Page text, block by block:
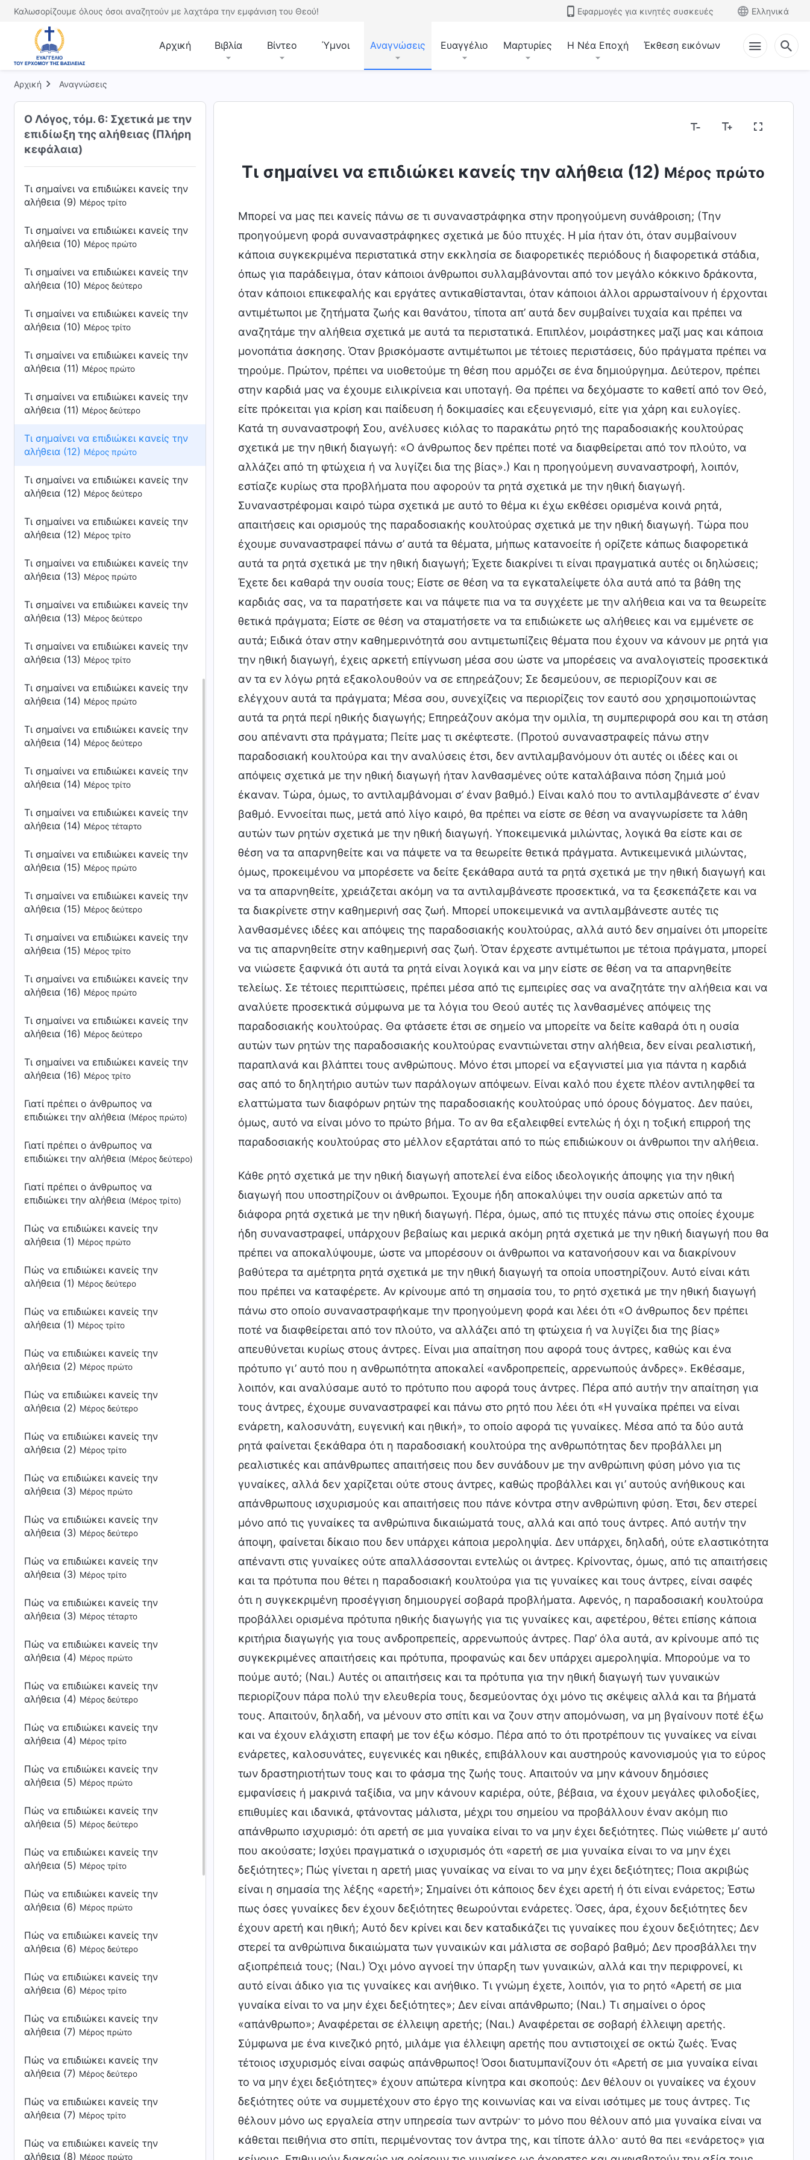
Καλωσορίζουμε όλους όσοι αναζητούν με λαχτάρα την εμφάνιση του Θεού! Εφαρμογές για κινητές συσκευές Ελληνικά
Αρχική Βιβλία Βίντεο Ύμνοι Αναγνώσεις Ευαγγέλιο Μαρτυρίες Η Νέα Εποχή Έκθεση εικόνων
Αρχική Αναγνώσεις
Ο Λόγος, τόμ. 6: Σχετικά με την
επιδίωξη της αλήθειας (Πλήρη
κεφάλαια)
αλήθεια (8)
Τι σημαίνει να επιδιώκει κανείς την
Τι σημαίνει να επιδιώκει κανείς την
αλήθεια (9)Μέρος πρώτο
Τι σημαίνει να επιδιώκει κανείς την
Τι σημαίνει να επιδιώκει κανείς την
αλήθεια (9) Μέρος τρίτο
Τι σημαίνει να επιδιώκει κανείς την
αλήθεια (10) Μέρος πρώτο
Τι σημαίνει να επιδιώκει κανείς την
αλήθεια (10) Μέρος δεύτερο
Τι σημαίνει να επιδιώκει κανείς την
αλήθεια (10) Μέρος τρίτο
Τι σημαίνει να επιδιώκει κανείς την
αλήθεια (11) Μέρος πρώτο
Τι σημαίνει να επιδιώκει κανείς την
αλήθεια (11) Μέρος δεύτερο
Τι σημαίνει να επιδιώκει κανείς την
αλήθεια (12) Μέρος πρώτο
Τι σημαίνει να επιδιώκει κανείς την
αλήθεια (12) Μέρος δεύτερο
Τι σημαίνει να επιδιώκει κανείς την
αλήθεια (12) Μέρος τρίτο
Τι σημαίνει να επιδιώκει κανείς την
αλήθεια (13) Μέρος πρώτο
Τι σημαίνει να επιδιώκει κανείς την
αλήθεια (13) Μέρος δεύτερο
Τι σημαίνει να επιδιώκει κανείς την
αλήθεια (13) Μέρος τρίτο
Τι σημαίνει να επιδιώκει κανείς την
αλήθεια (14) Μέρος πρώτο
Τι σημαίνει να επιδιώκει κανείς την
αλήθεια (14) Μέρος δεύτερο
Τι σημαίνει να επιδιώκει κανείς την
αλήθεια (14) Μέρος τρίτο
Τι σημαίνει να επιδιώκει κανείς την
αλήθεια (14) Μέρος τέταρτο
Τι σημαίνει να επιδιώκει κανείς την
αλήθεια (15) Μέρος πρώτο
Τι σημαίνει να επιδιώκει κανείς την
αλήθεια (15) Μέρος δεύτερο
Τι σημαίνει να επιδιώκει κανείς την
αλήθεια (15) Μέρος τρίτο
Τι σημαίνει να επιδιώκει κανείς την
αλήθεια (16) Μέρος πρώτο
Τι σημαίνει να επιδιώκει κανείς την
αλήθεια (16) Μέρος δεύτερο
Τι σημαίνει να επιδιώκει κανείς την
αλήθεια (16) Μέρος τρίτο
Γιατί πρέπει ο άνθρωπος να
επιδιώκει την αλήθεια (Μέρος πρώτο)
Γιατί πρέπει ο άνθρωπος να
επιδιώκει την αλήθεια (Μέρος δεύτερο)
Γιατί πρέπει ο άνθρωπος να
επιδιώκει την αλήθεια (Μέρος τρίτο)
Πώς να επιδιώκει κανείς την
αλήθεια (1) Μέρος πρώτο
Πώς να επιδιώκει κανείς την
αλήθεια (1) Μέρος δεύτερο
Πώς να επιδιώκει κανείς την
αλήθεια (1) Μέρος τρίτο
Πώς να επιδιώκει κανείς την
αλήθεια (2) Μέρος πρώτο
Πώς να επιδιώκει κανείς την
αλήθεια (2) Μέρος δεύτερο
Πώς να επιδιώκει κανείς την
αλήθεια (2) Μέρος τρίτο
Πώς να επιδιώκει κανείς την
αλήθεια (3) Μέρος πρώτο
Πώς να επιδιώκει κανείς την
αλήθεια (3) Μέρος δεύτερο
Πώς να επιδιώκει κανείς την
αλήθεια (3) Μέρος τρίτο
Πώς να επιδιώκει κανείς την
αλήθεια (3) Μέρος τέταρτο
Πώς να επιδιώκει κανείς την
αλήθεια (4) Μέρος πρώτο
Πώς να επιδιώκει κανείς την
αλήθεια (4) Μέρος δεύτερο
Πώς να επιδιώκει κανείς την
αλήθεια (4) Μέρος τρίτο
Πώς να επιδιώκει κανείς την
αλήθεια (5) Μέρος πρώτο
Πώς να επιδιώκει κανείς την
αλήθεια (5) Μέρος δεύτερο
Πώς να επιδιώκει κανείς την
αλήθεια (5) Μέρος τρίτο
Πώς να επιδιώκει κανείς την
αλήθεια (6) Μέρος πρώτο
Πώς να επιδιώκει κανείς την
αλήθεια (6) Μέρος δεύτερο
Πώς να επιδιώκει κανείς την
αλήθεια (6) Μέρος τρίτο
Πώς να επιδιώκει κανείς την
αλήθεια (7) Μέρος πρώτο
Πώς να επιδιώκει κανείς την
αλήθεια (7) Μέρος δεύτερο
Πώς να επιδιώκει κανείς την
αλήθεια (7) Μέρος τρίτο
Πώς να επιδιώκει κανείς την
αλήθεια (8) Μέρος πρώτο
Τι σημαίνει να επιδιώκει κανείς την αλήθεια (12) Μέρος πρώτο
Μπορεί να μας πει κανείς πάνω σε τι συναναστράφηκα στην προηγούμενη συνάθροιση; (Την
προηγούμενη φορά συναναστράφηκες σχετικά με δύο πτυχές. Η μία ήταν ότι, όταν συμβαίνουν
κάποια συγκεκριμένα περιστατικά στην εκκλησία σε διαφορετικές περιόδους ή διαφορετικά στάδια,
όπως για παράδειγμα, όταν κάποιοι άνθρωποι συλλαμβάνονται από τον μεγάλο κόκκινο δράκοντα,
όταν κάποιοι επικεφαλής και εργάτες αντικαθίστανται, όταν κάποιοι άλλοι αρρωσταίνουν ή έρχονται
αντιμέτωποι με ζητήματα ζωής και θανάτου, τίποτα απ’ αυτά δεν συμβαίνει τυχαία και πρέπει να
αναζητάμε την αλήθεια σχετικά με αυτά τα περιστατικά. Επιπλέον, μοιράστηκες μαζί μας και κάποια
μονοπάτια άσκησης. Όταν βρισκόμαστε αντιμέτωποι με τέτοιες περιστάσεις, δύο πράγματα πρέπει να
τηρούμε. Πρώτον, πρέπει να υιοθετούμε τη θέση που αρμόζει σε ένα δημιούργημα. Δεύτερον, πρέπει
στην καρδιά μας να έχουμε ειλικρίνεια και υποταγή. Θα πρέπει να δεχόμαστε το καθετί από τον Θεό,
είτε πρόκειται για κρίση και παίδευση ή δοκιμασίες και εξευγενισμό, είτε για χάρη και ευλογίες.
Κατά τη συναναστροφή Σου, ανέλυσες κιόλας το παρακάτω ρητό της παραδοσιακής κουλτούρας
σχετικά με την ηθική διαγωγή: «Ο άνθρωπος δεν πρέπει ποτέ να διαφθείρεται από τον πλούτο, να
αλλάζει από τη φτώχεια ή να λυγίζει δια της βίας».) Και η προηγούμενη συναναστροφή, λοιπόν,
εστίαζε κυρίως στα προβλήματα που αφορούν τα ρητά σχετικά με την ηθική διαγωγή.
Συναναστρέφομαι καιρό τώρα σχετικά με αυτό το θέμα κι έχω εκθέσει ορισμένα κοινά ρητά,
απαιτήσεις και ορισμούς της παραδοσιακής κουλτούρας σχετικά με την ηθική διαγωγή. Τώρα που
έχουμε συναναστραφεί πάνω σ’ αυτά τα θέματα, μήπως κατανοείτε ή ορίζετε κάπως διαφορετικά
αυτά τα ρητά σχετικά με την ηθική διαγωγή; Έχετε διακρίνει τι είναι πραγματικά αυτές οι δηλώσεις;
Έχετε δει καθαρά την ουσία τους; Είστε σε θέση να τα εγκαταλείψετε όλα αυτά από τα βάθη της
καρδιάς σας, να τα παρατήσετε και να πάψετε πια να τα συγχέετε με την αλήθεια και να τα θεωρείτε
θετικά πράγματα; Είστε σε θέση να σταματήσετε να τα επιδιώκετε ως αλήθειες και να εμμένετε σε
αυτά; Ειδικά όταν στην καθημερινότητά σου αντιμετωπίζεις θέματα που έχουν να κάνουν με ρητά για
την ηθική διαγωγή, έχεις αρκετή επίγνωση μέσα σου ώστε να μπορέσεις να αναλογιστείς προσεκτικά
αν τα εν λόγω ρητά εξακολουθούν να σε επηρεάζουν; Σε δεσμεύουν, σε περιορίζουν και σε
ελέγχουν αυτά τα πράγματα; Μέσα σου, συνεχίζεις να περιορίζεις τον εαυτό σου χρησιμοποιώντας
αυτά τα ρητά περί ηθικής διαγωγής; Επηρεάζουν ακόμα την ομιλία, τη συμπεριφορά σου και τη στάση
σου απέναντι στα πράγματα; Πείτε μας τι σκέφτεστε. (Προτού συναναστραφείς πάνω στην
παραδοσιακή κουλτούρα και την αναλύσεις έτσι, δεν αντιλαμβανόμουν ότι αυτές οι ιδέες και οι
απόψεις σχετικά με την ηθική διαγωγή ήταν λανθασμένες ούτε καταλάβαινα πόση ζημιά μού
έκαναν. Τώρα, όμως, το αντιλαμβάνομαι σ’ έναν βαθμό.) Είναι καλό που το αντιλαμβάνεστε σ’ έναν
βαθμό. Εννοείται πως, μετά από λίγο καιρό, θα πρέπει να είστε σε θέση να αναγνωρίσετε τα λάθη
αυτών των ρητών σχετικά με την ηθική διαγωγή. Υποκειμενικά μιλώντας, λογικά θα είστε και σε
θέση να τα απαρνηθείτε και να πάψετε να τα θεωρείτε θετικά πράγματα. Αντικειμενικά μιλώντας,
όμως, προκειμένου να μπορέσετε να δείτε ξεκάθαρα αυτά τα ρητά σχετικά με την ηθική διαγωγή και
να τα απαρνηθείτε, χρειάζεται ακόμη να τα αντιλαμβάνεστε προσεκτικά, να τα ξεσκεπάζετε και να
τα διακρίνετε στην καθημερινή σας ζωή. Μπορεί υποκειμενικά να αντιλαμβάνεστε αυτές τις
λανθασμένες ιδέες και απόψεις της παραδοσιακής κουλτούρας, αλλά αυτό δεν σημαίνει ότι μπορείτε
να τις απαρνηθείτε στην καθημερινή σας ζωή. Όταν έρχεστε αντιμέτωποι με τέτοια πράγματα, μπορεί
να νιώσετε ξαφνικά ότι αυτά τα ρητά είναι λογικά και να μην είστε σε θέση να τα απαρνηθείτε
τελείως. Σε τέτοιες περιπτώσεις, πρέπει μέσα από τις εμπειρίες σας να αναζητάτε την αλήθεια και να
αναλύετε προσεκτικά σύμφωνα με τα λόγια του Θεού αυτές τις λανθασμένες απόψεις της
παραδοσιακής κουλτούρας. Θα φτάσετε έτσι σε σημείο να μπορείτε να δείτε καθαρά ότι η ουσία
αυτών των ρητών της παραδοσιακής κουλτούρας εναντιώνεται στην αλήθεια, δεν είναι ρεαλιστική,
παραπλανά και βλάπτει τους ανθρώπους. Μόνο έτσι μπορεί να εξαγνιστεί μια για πάντα η καρδιά
σας από το δηλητήριο αυτών των παράλογων απόψεων. Είναι καλό που έχετε πλέον αντιληφθεί τα
ελαττώματα των διαφόρων ρητών της παραδοσιακής κουλτούρας υπό όρους δόγματος. Δεν παύει,
όμως, αυτό να είναι μόνο το πρώτο βήμα. Το αν θα εξαλειφθεί εντελώς ή όχι η τοξική επιρροή της
παραδοσιακής κουλτούρας στο μέλλον εξαρτάται από το πώς επιδιώκουν οι άνθρωποι την αλήθεια.
Κάθε ρητό σχετικά με την ηθική διαγωγή αποτελεί ένα είδος ιδεολογικής άποψης για την ηθική διαγωγή που υποστηρίζουν οι άνθρωποι. Έχουμε ήδη αποκαλύψει την ουσία αρκετών από τα διάφορα ρητά σχετικά με την ηθική διαγωγή. Πέρα, όμως, από τις πτυχές πάνω στις οποίες έχουμε ήδη συναναστραφεί, υπάρχουν βεβαίως και μερικά ακόμη ρητά σχετικά με την ηθική διαγωγή που θα πρέπει να αποκαλύψουμε, ώστε να μπορέσουν οι άνθρωποι να κατανοήσουν και να διακρίνουν βαθύτερα τα αμέτρητα ρητά σχετικά με την ηθική διαγωγή τα οποία υποστηρίζουν. Αυτό είναι κάτι που πρέπει να καταφέρετε. Αν κρίνουμε από τη σημασία του, το ρητό σχετικά με την ηθική διαγωγή πάνω στο οποίο συναναστραφήκαμε την προηγούμενη φορά και λέει ότι «Ο άνθρωπος δεν πρέπει ποτέ να διαφθείρεται από τον πλούτο, να αλλάζει από τη φτώχεια ή να λυγίζει δια της βίας» απευθύνεται κυρίως στους άντρες. Είναι μια απαίτηση που αφορά τους άντρες, καθώς και ένα πρότυπο γι’ αυτό που η ανθρωπότητα αποκαλεί «ανδροπρεπείς, αρρενωπούς άνδρες». Εκθέσαμε, λοιπόν, και αναλύσαμε αυτό το πρότυπο που αφορά τους άντρες. Πέρα από αυτήν την απαίτηση για τους άντρες, έχουμε συναναστραφεί και πάνω στο ρητό που λέει ότι «Η γυναίκα πρέπει να είναι ενάρετη, καλοσυνάτη, ευγενική και ηθική», το οποίο αφορά τις γυναίκες. Μέσα από τα δύο αυτά ρητά φαίνεται ξεκάθαρα ότι η παραδοσιακή κουλτούρα της ανθρωπότητας δεν προβάλλει μη ρεαλιστικές και απάνθρωπες απαιτήσεις που δεν συνάδουν με την ανθρώπινη φύση μόνο για τις γυναίκες, αλλά δεν χαρίζεται ούτε στους άντρες, καθώς προβάλλει και γι’ αυτούς ανήθικους και απάνθρωπους ισχυρισμούς και απαιτήσεις που πάνε κόντρα στην ανθρώπινη φύση. Έτσι, δεν στερεί μόνο από τις γυναίκες τα ανθρώπινα δικαιώματά τους, αλλά και από τους άντρες. Από αυτήν την άποψη, φαίνεται δίκαιο που δεν υπάρχει κάποια μεροληψία. Δεν υπάρχει, δηλαδή, ούτε ελαστικότητα απέναντι στις γυναίκες ούτε απαλλάσσονται εντελώς οι άντρες. Κρίνοντας, όμως, από τις απαιτήσεις και τα πρότυπα που θέτει η παραδοσιακή κουλτούρα για τις γυναίκες και τους άντρες, είναι σαφές ότι η συγκεκριμένη προσέγγιση δημιουργεί σοβαρά προβλήματα. Αφενός, η παραδοσιακή κουλτούρα προβάλλει ορισμένα πρότυπα ηθικής διαγωγής για τις γυναίκες και, αφετέρου, θέτει επίσης κάποια κριτήρια διαγωγής για τους ανδροπρεπείς, αρρενωπούς άντρες. Παρ’ όλα αυτά, αν κρίνουμε από τις συγκεκριμένες απαιτήσεις και πρότυπα, προφανώς και δεν υπάρχει αμεροληψία. Μπορούμε να το πούμε αυτό; (Ναι.) Αυτές οι απαιτήσεις και τα πρότυπα για την ηθική διαγωγή των γυναικών περιορίζουν πάρα πολύ την ελευθερία τους, δεσμεύοντας όχι μόνο τις σκέψεις αλλά και τα βήματά τους. Απαιτούν, δηλαδή, να μένουν στο σπίτι και να ζουν στην απομόνωση, να μη βγαίνουν ποτέ έξω και να έχουν ελάχιστη επαφή με τον έξω κόσμο. Πέρα από το ότι προτρέπουν τις γυναίκες να είναι ενάρετες, καλοσυνάτες, ευγενικές και ηθικές, επιβάλλουν και αυστηρούς κανονισμούς για το εύρος των δραστηριοτήτων τους και το φάσμα της ζωής τους. Απαιτούν να μην κάνουν δημόσιες εμφανίσεις ή μακρινά ταξίδια, να μην κάνουν καριέρα, ούτε, βέβαια, να έχουν μεγάλες φιλοδοξίες, επιθυμίες και ιδανικά, φτάνοντας μάλιστα, μέχρι του σημείου να προβάλλουν έναν ακόμη πιο απάνθρωπο ισχυρισμό: ότι αρετή σε μια γυναίκα είναι το να μην έχει δεξιότητες. Πώς νιώθετε μ’ αυτό που ακούσατε; Ισχύει πραγματικά ο ισχυρισμός ότι «αρετή σε μια γυναίκα είναι το να μην έχει δεξιότητες»; Πώς γίνεται η αρετή μιας γυναίκας να είναι το να μην έχει δεξιότητες; Ποια ακριβώς είναι η σημασία της λέξης «αρετή»; Σημαίνει ότι κάποιος δεν έχει αρετή ή ότι είναι ενάρετος; Έστω πως όσες γυναίκες δεν έχουν δεξιότητες θεωρούνται ενάρετες. Όσες, άρα, έχουν δεξιότητες δεν έχουν αρετή και ηθική; Αυτό δεν κρίνει και δεν καταδικάζει τις γυναίκες που έχουν δεξιότητες; Δεν στερεί τα ανθρώπινα δικαιώματα των γυναικών και μάλιστα σε σοβαρό βαθμό; Δεν προσβάλλει την αξιοπρέπειά τους; (Ναι.) Όχι μόνο αγνοεί την ύπαρξη των γυναικών, αλλά και την περιφρονεί, κι αυτό είναι άδικο για τις γυναίκες και ανήθικο. Τι γνώμη έχετε, λοιπόν, για το ρητό «Αρετή σε μια γυναίκα είναι το να μην έχει δεξιότητες»; Δεν είναι απάνθρωπο; (Ναι.) Τι σημαίνει ο όρος «απάνθρωπο»; Αναφέρεται σε έλλειψη αρετής; (Ναι.) Αναφέρεται σε σοβαρή έλλειψη αρετής. Σύμφωνα με ένα κινεζικό ρητό, μιλάμε για έλλειψη αρετής που αντιστοιχεί σε οκτώ ζωές. Ένας τέτοιος ισχυρισμός είναι σαφώς απάνθρωπος! Όσοι διατυμπανίζουν ότι «Αρετή σε μια γυναίκα είναι το να μην έχει δεξιότητες» έχουν απώτερα κίνητρα και σκοπούς: Δεν θέλουν οι γυναίκες να έχουν δεξιότητες ούτε να συμμετέχουν στο έργο της κοινωνίας και να είναι ισότιμες με τους άντρες. Τις θέλουν μόνο ως εργαλεία στην υπηρεσία των αντρών· το μόνο που θέλουν από μια γυναίκα είναι να κάθεται πειθήνια στο σπίτι, περιμένοντας τον άντρα της, και τίποτε άλλο· αυτό θα πει «ενάρετος» για κείνους. Επιθυμούν διακαώς να ορίσουν τις γυναίκες ως άχρηστες και αμφισβητούν την αξία τους, περιορίζοντάς τις σε σκλάβες των αντρών, αναγκασμένες να υπηρετούν τους άντρες για όλη τους τη ζωή. Δεν τους επιτρέπουν ποτέ να είναι ισότιμες με τους άντρες και να απολαμβάνουν ίση μεταχείριση. Από πού πηγάζει η συγκεκριμένη άποψη; Από την κανονική ανθρώπινη σκέψη ή από τον Σατανά; (Από τον Σατανά.) Σωστά· σίγουρα πηγάζει από τον Σατανά. Οι γυναίκες μπορεί να έχουν κάποιες ενστικτώδεις ή σωματικές αδυναμίες, αλλά αυτό δεν είναι πρόβλημα ούτε πρέπει να αποτελεί δικαιολογία ή αιτία για να τις συκοφαντούν οι άντρες, να προσβάλλουν την αξιοπρέπειά τους και να τους στερούν την ελευθερία τους ή τα ανθρώπινα δικαιώματά τους. Στα μάτια του Θεού, καμία από τις αδυναμίες και τις έμφυτες ευαισθησίες που αποδίδονται στις γυναίκες δεν αποτελεί πρόβλημα. Και γιατί συμβαίνει αυτό; Εφόσον οι γυναίκες δημιουργήθηκαν από τον Θεό, όλα αυτά τα πράγματα που οι άνθρωποι θεωρούν αδυναμίες και προβλήματα προέρχονται από τον ίδιο τον Θεό. Από Εκείνον δημιουργήθηκαν και προκαθορίστηκαν, άρα στην πραγματικότητα δεν είναι ούτε ελαττώματα ούτε προβλήματα. Όλα όσα βλέπουν οι άνθρωποι και ο Σατανάς ως αδυναμίες και ελαττώματα ουσιαστικά είναι φυσικά και θετικά πράγματα, τα οποία συμμορφώνονται, επίσης, με τους φυσικούς νόμους που διατύπωσε ο Θεός όταν δημιούργησε την ανθρωπότητα. Μόνο ο Σατανάς μπορεί να διασύρει έτσι τα όντα που δημιούργησε ο Θεός, θεωρώντας πως όλα όσα δεν συμμορφώνονται με τις ανθρώπινες αντιλήψεις είναι ελαττώματα, αδυναμίες και προβλήματα που οφείλονται σε έμφυτες ελλείψεις. Μόνο αυτός μπορεί να τα κάνει θέμα όλα αυτά και να τα χρησιμοποιεί για να συκοφαντήσει, να χλευάσει, να διασύρει και να περιθωριοποιήσει τους ανθρώπους, καθώς και για να στερήσει από τις γυναίκες το δικαίωμά τους να υπάρχουν, να ανταποκρίνονται στις ευθύνες και τις υποχρεώσεις τους ή να επιδεικνύουν τις ικανότητες και τα ιδιαίτερα ταλέντα τους μεταξύ των ανθρώπων. Για παράδειγμα, η κοινωνία περιγράφει συχνά τις γυναίκες με όρους του τύπου «συνεσταλμένη» ή «κοριτσάκι» για να τις μειώσει σε βαθμό που να θεωρούνται ανάξιες. Ποιους άλλους τέτοιους όρους χρησιμοποιεί; Χαρακτηρισμούς του τύπου «γυναικούλα», «μακρυμάλλα αλλά κοντόφθαλμη», «χαζογκόμενα με μεγάλο στήθος» και ούτω καθεξής, που όλοι τους προσβάλλουν τις γυναίκες. Όπως αντιλαμβάνεσαι, οι όροι αυτοί έχουν ως στόχο να προσβάλουν τις γυναίκες αναφερόμενοι στα χαρακτηριστικά τους γνωρίσματα ή σε χαρακτηρισμούς που σχετίζονται με το γυναικείο φύλο. Είναι προφανές ότι η σκοπιά από την οποία βλέπουν τις γυναίκες τόσο η κοινωνία όσο και το ανθρώπινο γένος διαφέρει τελείως από τη σκοπιά από την οποία βλέπουν τους άντρες, και είναι συν τοις άλλοις άνιση. Δεν είναι άδικο αυτό; Αυτό σημαίνει πως δεν βασίζονται στην ισότητα μεταξύ αντρών και γυναικών για να μιλήσουν και να δουν τα πράγματα. Αντίθετα, οι γυναίκες αντιμετωπίζονται με περιφρόνηση, η οποία πηγάζει από την οπτική της αντρικής υπεροχής και της πλήρους ανισότητας μεταξύ αντρών και γυναικών. Έτσι, λοιπόν, για να περιγράψουν διάφορα προβλήματα, γεγονότα και πράγματα, η κοινωνία και οι άνθρωποι έχουν επινοήσει πολλούς όρους που αναφέρονται σε χαρακτηριστικά γνωρίσματα και χαρακτηρισμούς των γυναικών. Για παράδειγμα, οι εκφράσεις που μόλις αναφέραμε —«συνεσταλμένη», «κοριτσάκι», «γυναικούλα», «μακρυμάλλα αλλά κοντόφθαλμη», «χαζογκόμενα με μεγάλο στήθος»— δεν χρησιμοποιούνται από τους ανθρώπους αποκλειστικά και μόνο για να περιγράψουν και να στοχοποιήσουν τις γυναίκες. Οι άνθρωποι, αντίθετα, χρησιμοποιούν διάφορους όρους που σχετίζονται με τα γυναικεία γνωρίσματα και το γυναικείο φύλο και για να χλευάσουν, να εξευτελίσουν και να ξεσκεπάσουν ανθρώπους, γεγονότα και πράγματα που σιχαίνονται. Για παράδειγμα, για να περιγράψει ένας άνθρωπος κάποιον που δεν έχει ανθρώπινη φύση, μπορεί να πει ότι έχει καρδιά λύκου και πνευμόνια σκύλου, επειδή οι άνθρωποι δεν θεωρούν ωραία πράγματα την καρδιά ενός λύκου ή τα πνευμόνια ενός σκύλου. Συνδυάζει, λοιπόν, αυτά τα δύο πράγματα για να περιγράψει πόσο άθλιος είναι κάποιος που έχει χάσει την ανθρώπινη φύση του. Κατά τον ίδιο τρόπο, επειδή οι άνθρωποι σιχαίνονται τις γυναίκες και περιφρονούν την ύπαρξή τους, περιγράφουν αντίστοιχα διάφορους ανθρώπους, γεγονότα και πράγματα που σιχαίνονται χρησιμοποιώντας όρους που σχετίζονται με τις γυναίκες. Κάνοντάς το αυτό, δεν διασύρουν ξεκάθαρα το γυναικείο φύλο; (Ναι.) Σε κάθε περίπτωση, ο τρόπος με τον οποίο αντιμετωπίζουν και ορίζουν τις γυναίκες το ανθρώπινο γένος και η κοινωνία είναι άδικος και δεν ανταποκρίνεται στην πραγματικότητα. Με λίγα λόγια, μπορούμε να περιγράψουμε τη στάση της ανθρωπότητας απέναντι στις γυναίκες με δύο λέξεις: «διασυρμός» και «καταπίεση». Οι γυναίκες δεν επιτρέπεται να ορθώνουν το ανάστημά τους και να κάνουν το οτιδήποτε ούτε να ανταποκρίνονται σε οποιεσδήποτε κοινωνικές υποχρεώσεις και ευθύνες ούτε, βέβαια, να διαδραματίζουν τον οποιονδήποτε ρόλο στην κοινωνία. Συνοπτικά, δεν επιτρέπεται να βγαίνουν από το σπίτι για να συμμετέχουν σε οποιαδήποτε εργασία μέσα στην κοινωνία, πράγμα που τους στερεί τα δικαιώματά τους. Απαγορεύεται να αφήνουν ελεύθερη τη φαντασία τους ή να μιλούν και, ακόμα λιγότερο, να ενεργούν ελεύθερα· ενώ θα έπρεπε να κάνουν ένα σωρό πράγματα, δεν επιτρέπεται να κάνουν τίποτα από αυτά. Αυτό δεν αποτελε